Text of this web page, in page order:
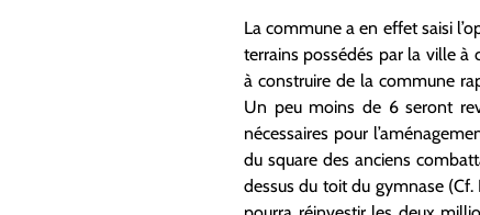
La commune a en effet saisi
terrains possédés par la ville
à construire de la commune
Un peu moins de 6 seront
nécessaires pour
du square des anciens
dessus du toit du gymnase